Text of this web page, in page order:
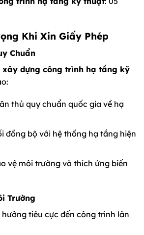
Khi Xin Giấy Phép
Chuẩn
dựng công trình hạ tầng kỹ
thủ quy chuẩn quốc gia về hạ
đồng bộ với hệ thống hạ tầng hiện
vệ môi trường và thích ứng biến
Trường
tiêu cực đến công trình lân